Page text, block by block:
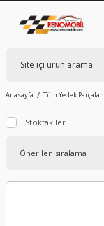
Anasayfa Tüm Yedek Parçalar
Stoktakiler